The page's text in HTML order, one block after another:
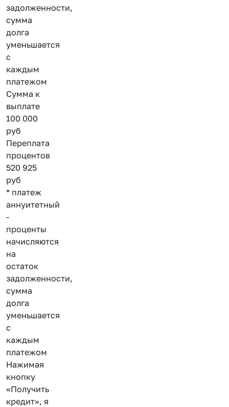
задолженности,
сумма
долга
уменьшается
с
каждым
платежом
Сумма к
выплате
100 000
руб
Переплата
процентов
520 925
руб
* платеж
аннуитетный
-
проценты
начисляются
на
остаток
задолженности,
сумма
долга
уменьшается
с
каждым
платежом
Нажимая
кнопку
«Получить
кредит», я